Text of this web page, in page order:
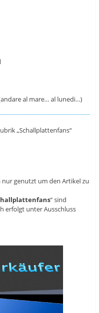
al mare… al lunedi…)
„Schallplattenfans“
genutzt um den Artikel zu
“ sind
erfolgt unter Ausschluss